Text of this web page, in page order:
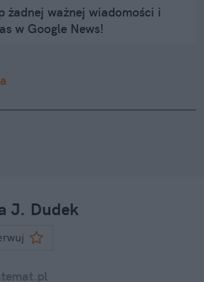
żadnej ważnej wiadomości i
w Google News!
J. Dudek